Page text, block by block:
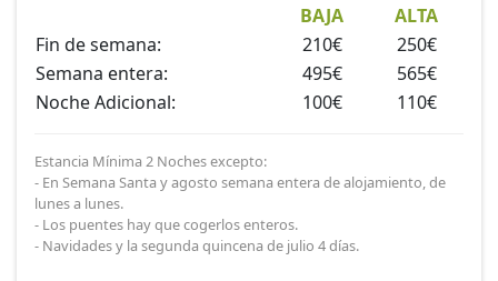
BAJA
ALTA
Fin de semana:
210€
250€
Semana entera:
495€
565€
Noche Adicional:
100€ 110€
Estancia Mínima 2 Noches excepto:
- En Semana Santa y agosto semana entera de alojamiento, de
lunes a lunes.
- Los puentes hay que cogerlos enteros.
- Navidades y la segunda quincena de julio 4 días.